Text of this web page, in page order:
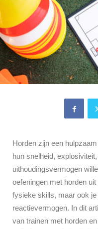
Horden zijn een
hun snelheid,
uithoudingsvermogen
oefeningen met horden
fysieke skills, maar ook
reactievermogen. In dit
van trainen met horden